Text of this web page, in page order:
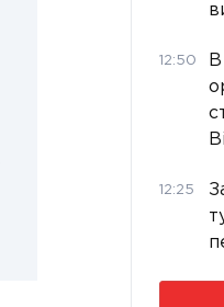
12:50
12:25